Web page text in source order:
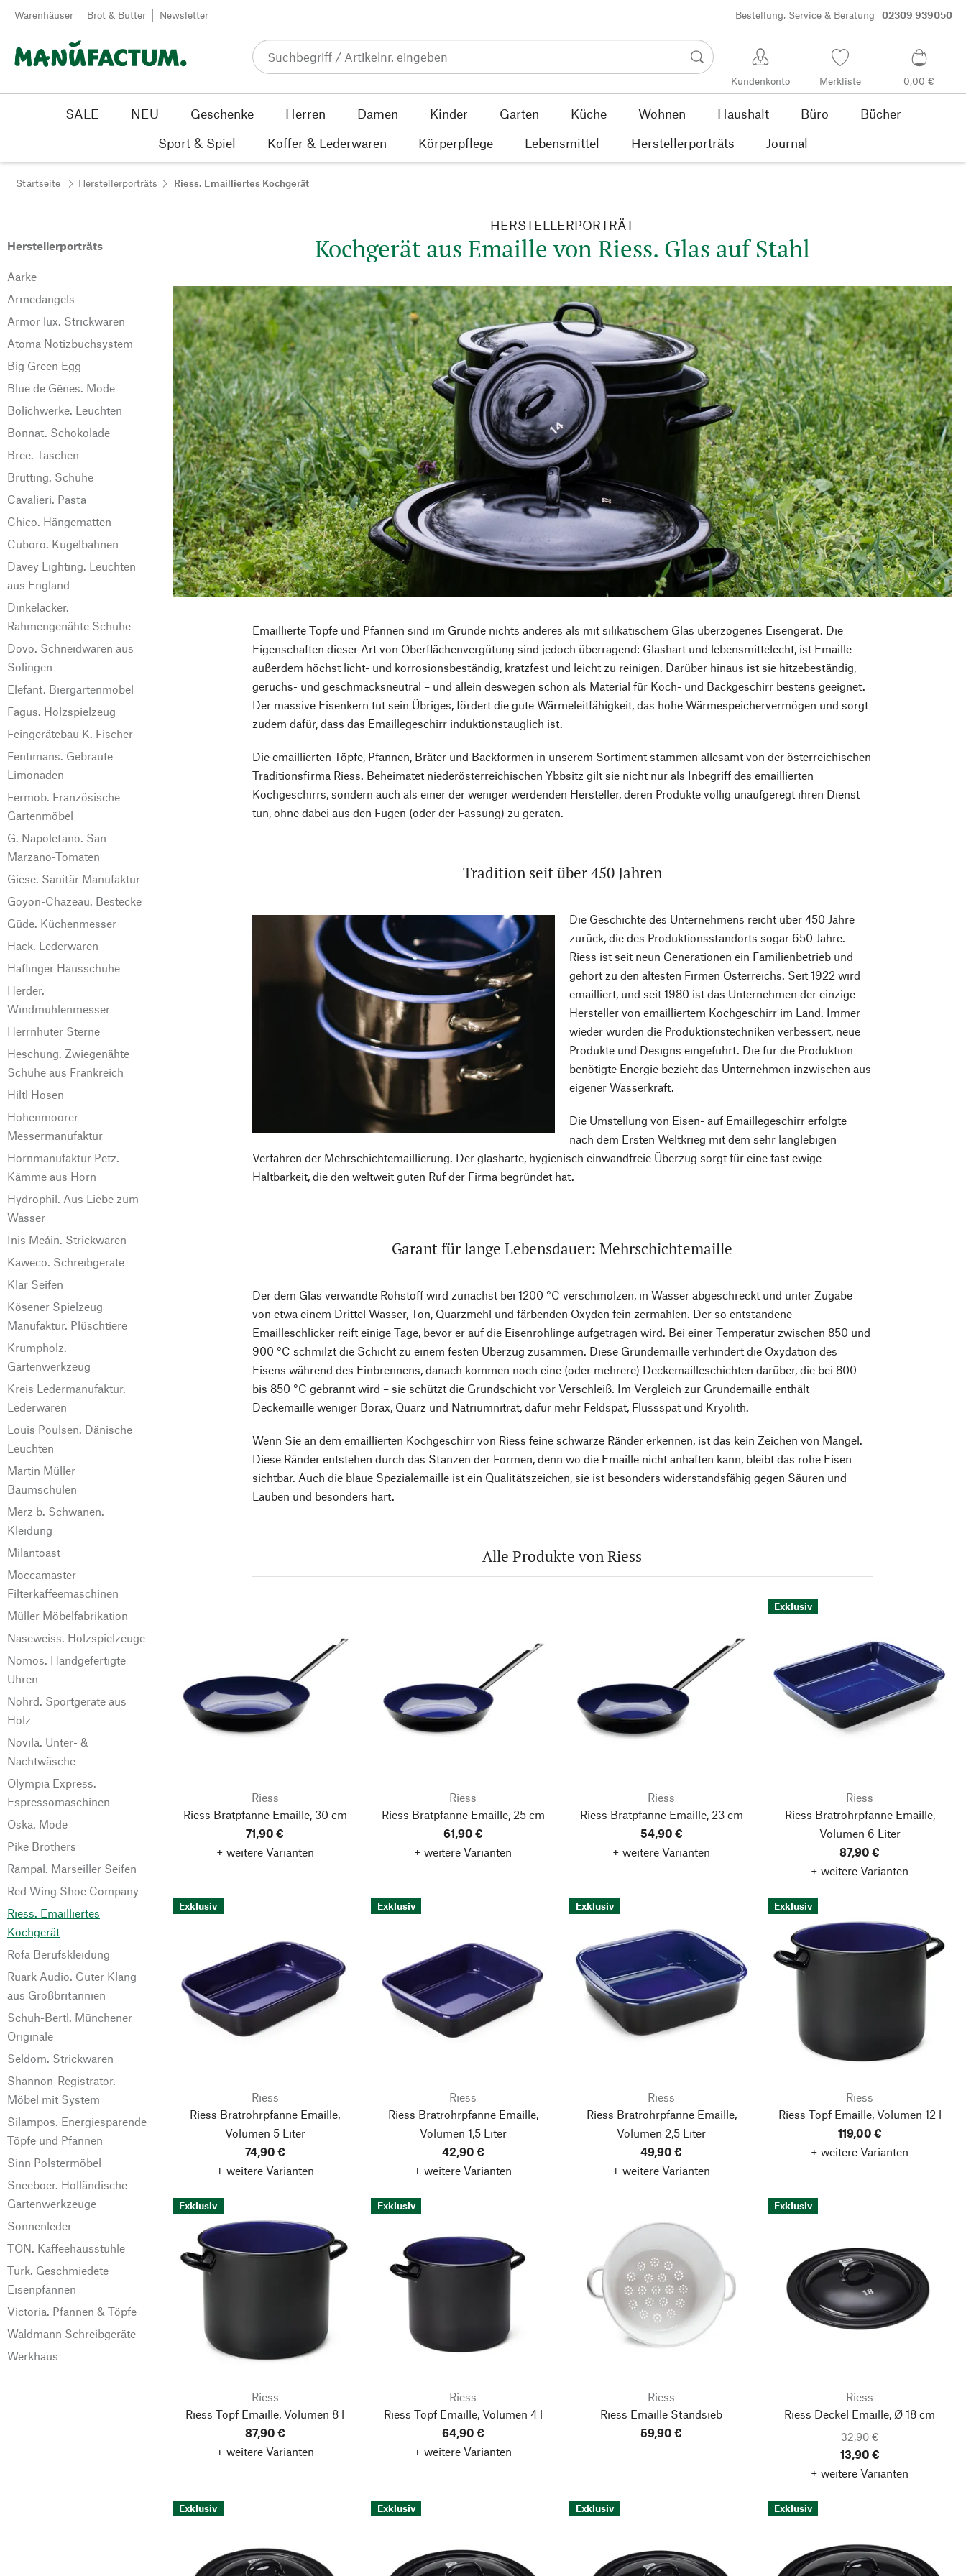
Zum Inhalt springen
Warenhäuser Brot & Butter Newsletter Bestellung, Service & Beratung 02309 939050
Kundenkonto Merkliste 0,00 €
SALE NEU Geschenke Herren Damen Kinder Garten Küche Wohnen Haushalt Büro
Bücher
Sport & Spiel
Koffer & Lederwaren Körperpflege Lebensmittel Herstellerporträts Journal
Startseite Herstellerporträts Riess. Emailliertes Kochgerät
Herstellerporträts
Aarke
Armedangels
Armor lux. Strickwaren
Atoma Notizbuchsystem
Big Green Egg
Blue de Gênes. Mode
Bolichwerke. Leuchten
Bonnat. Schokolade
Bree. Taschen
Brütting. Schuhe
Cavalieri. Pasta
Chico. Hängematten
Cuboro. Kugelbahnen
Davey Lighting. Leuchten
aus England
Dinkelacker.
Rahmengenähte Schuhe
Dovo. Schneidwaren aus
Solingen
Elefant. Biergartenmöbel
Fagus. Holzspielzeug
Feingerätebau K. Fischer
Fentimans. Gebraute
Limonaden
Fermob. Französische
Gartenmöbel
G. Napoletano. San-
Marzano-Tomaten
Giese. Sanitär Manufaktur
Goyon-Chazeau. Bestecke
Güde. Küchenmesser
Hack. Lederwaren
Haflinger Hausschuhe
Herder.
Windmühlenmesser
Herrnhuter Sterne
Heschung. Zwiegenähte
Schuhe aus Frankreich
Hiltl Hosen
Hohenmoorer
Messermanufaktur
Hornmanufaktur Petz.
Kämme aus Horn
Hydrophil. Aus Liebe zum
Wasser
Inis Meáin. Strickwaren
Kaweco. Schreibgeräte
Klar Seifen
Kösener Spielzeug
Manufaktur. Plüschtiere
Krumpholz.
Gartenwerkzeug
Kreis Ledermanufaktur.
Lederwaren
Louis Poulsen. Dänische
Leuchten
Martin Müller
Baumschulen
Merz b. Schwanen.
Kleidung
Milantoast
Moccamaster
Filterkaffeemaschinen
Müller Möbelfabrikation
Naseweiss. Holzspielzeuge
Nomos. Handgefertigte
Uhren
Nohrd. Sportgeräte aus
Holz
Novila. Unter- &
Nachtwäsche
Olympia Express.
Espressomaschinen
Oska. Mode
Pike Brothers
Rampal. Marseiller Seifen
Red Wing Shoe Company
Riess. Emailliertes
Kochgerät
Rofa Berufskleidung
Ruark Audio. Guter Klang
aus Großbritannien
Schuh-Bertl. Münchener
Originale
Seldom. Strickwaren
Shannon-Registrator.
Möbel mit System
Silampos. Energiesparende
Töpfe und Pfannen
Sinn Polstermöbel
Sneeboer. Holländische
Gartenwerkzeuge
Sonnenleder
TON. Kaffeehausstühle
Turk. Geschmiedete
Eisenpfannen
Victoria. Pfannen & Töpfe
Waldmann Schreibgeräte
Werkhaus
HERSTELLERPORTRÄT
Kochgerät aus Emaille von Riess. Glas auf Stahl
Emaillierte Töpfe und Pfannen sind im Grunde nichts anderes als mit silikatischem Glas überzogenes Eisengerät. Die
Eigenschaften dieser Art von Oberflächenvergütung sind jedoch überragend: Glashart und lebensmittelecht, ist Emaille
außerdem höchst licht- und korrosionsbeständig, kratzfest und leicht zu reinigen. Darüber hinaus ist sie hitzebeständig,
geruchs- und geschmacksneutral – und allein deswegen schon als Material für Koch- und Backgeschirr bestens geeignet.
Der massive Eisenkern tut sein Übriges, fördert die gute Wärmeleitfähigkeit, das hohe Wärmespeichervermögen und sorgt
zudem dafür, dass das Emaillegeschirr induktionstauglich ist.
Die emaillierten Töpfe, Pfannen, Bräter und Backformen in unserem Sortiment stammen allesamt von der österreichischen
Traditionsfirma Riess. Beheimatet niederösterreichischen Ybbsitz gilt sie nicht nur als Inbegriff des emaillierten
Kochgeschirrs, sondern auch als einer der weniger werdenden Hersteller, deren Produkte völlig unaufgeregt ihren Dienst
tun, ohne dabei aus den Fugen (oder der Fassung) zu geraten.
Tradition seit über 450 Jahren
Die Geschichte des Unternehmens reicht über 450 Jahre
zurück, die des Produktionsstandorts sogar 650 Jahre.
Riess ist seit neun Generationen ein Familienbetrieb und
gehört zu den ältesten Firmen Österreichs. Seit 1922 wird
emailliert, und seit 1980 ist das Unternehmen der einzige
Hersteller von emailliertem Kochgeschirr im Land. Immer
wieder wurden die Produktionstechniken verbessert, neue
Produkte und Designs eingeführt. Die für die Produktion
benötigte Energie bezieht das Unternehmen inzwischen aus
eigener Wasserkraft.
Die Umstellung von Eisen- auf Emaillegeschirr erfolgte
nach dem Ersten Weltkrieg mit dem sehr langlebigen
Verfahren der Mehrschichtemaillierung. Der glasharte, hygienisch einwandfreie Überzug sorgt für eine fast ewige
Haltbarkeit, die den weltweit guten Ruf der Firma begründet hat.
Garant für lange Lebensdauer: Mehrschichtemaille
Der dem Glas verwandte Rohstoff wird zunächst bei 1200 °C verschmolzen, in Wasser abgeschreckt und unter Zugabe
von etwa einem Drittel Wasser, Ton, Quarzmehl und färbenden Oxyden fein zermahlen. Der so entstandene
Emailleschlicker reift einige Tage, bevor er auf die Eisenrohlinge aufgetragen wird. Bei einer Temperatur zwischen 850 und
900 °C schmilzt die Schicht zu einem festen Überzug zusammen. Diese Grundemaille verhindert die Oxydation des
Eisens während des Einbrennens, danach kommen noch eine (oder mehrere) Deckemailleschichten darüber, die bei 800
bis 850 °C gebrannt wird – sie schützt die Grundschicht vor Verschleiß. Im Vergleich zur Grundemaille enthält
Deckemaille weniger Borax, Quarz und Natriumnitrat, dafür mehr Feldspat, Flussspat und Kryolith.
Wenn Sie an dem emaillierten Kochgeschirr von Riess feine schwarze Ränder erkennen, ist das kein Zeichen von Mangel.
Diese Ränder entstehen durch das Stanzen der Formen, denn wo die Emaille nicht anhaften kann, bleibt das rohe Eisen
sichtbar. Auch die blaue Spezialemaille ist ein Qualitätszeichen, sie ist besonders widerstandsfähig gegen Säuren und
Lauben und besonders hart.
Alle Produkte von Riess
Riess
Riess Bratpfanne Emaille, 30 cm
71,90 €
+ weitere Varianten
Riess
Riess Bratpfanne Emaille, 25 cm
61,90 €
+ weitere Varianten
Riess
Riess Bratpfanne Emaille, 23 cm
54,90 €
+ weitere Varianten
Exklusiv
Riess
Riess Bratrohrpfanne Emaille,
Volumen 6 Liter
87,90 €
+ weitere Varianten
Exklusiv
Riess
Riess Bratrohrpfanne Emaille,
Volumen 5 Liter
74,90 €
+ weitere Varianten
Exklusiv
Riess
Riess Bratrohrpfanne Emaille,
Volumen 1,5 Liter
42,90 €
+ weitere Varianten
Exklusiv
Riess
Riess Bratrohrpfanne Emaille,
Volumen 2,5 Liter
49,90 €
+ weitere Varianten
Exklusiv
Riess
Riess Topf Emaille, Volumen 12 l
119,00 €
+ weitere Varianten
Exklusiv
Riess
Riess Topf Emaille, Volumen 8 l
87,90 €
+ weitere Varianten
Exklusiv
Riess
Riess Topf Emaille, Volumen 4 l
64,90 €
+ weitere Varianten
Riess
Riess Emaille Standsieb
59,90 €
Exklusiv
Riess
Riess Deckel Emaille, Ø 18 cm
32,90 €
13,90 €
+ weitere Varianten
Exklusiv Exklusiv Exklusiv Exklusiv